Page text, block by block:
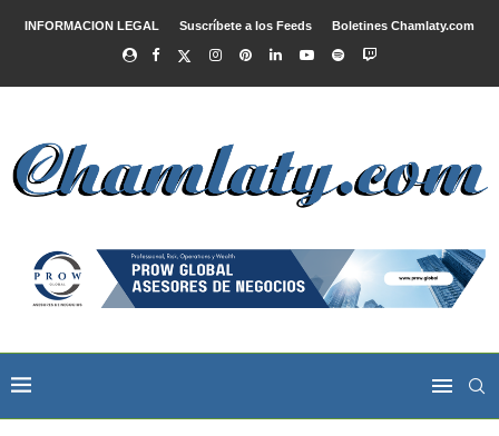
INFORMACION LEGAL Suscríbete a los Feeds Boletines Chamlaty.com